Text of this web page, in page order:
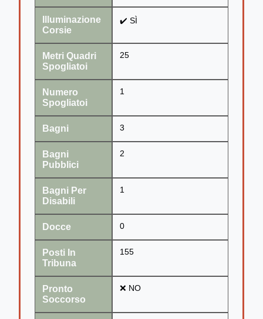
Illuminazione
Corsie
✔️ SÌ
Metri Quadri
Spogliatoi
25
Numero
Spogliatoi
1
Bagni 3
Bagni
Pubblici
2
Bagni Per
Disabili
1
Docce 0
Posti In
Tribuna
155
Pronto
Soccorso
❌ NO